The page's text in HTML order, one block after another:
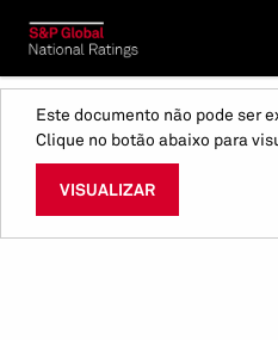
Este documento não pode ser
Clique no botão abaixo para
VISUALIZAR